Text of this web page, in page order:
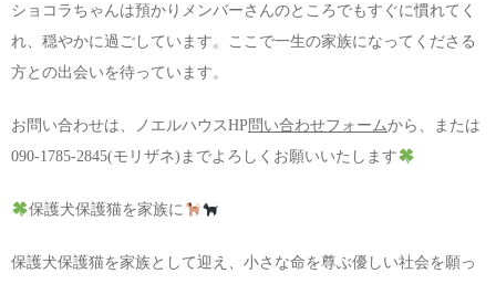
ショコラちゃんは預かりメンバーさんのところでもすぐに慣れてく
れ、穏やかに過ごしています。ここで一生の家族になってくださる
方との出会いを待っています。
お問い合わせは、ノエルハウスHP 問い合わせフォームから、または
090-1785-2845(モリザネ)までよろしくお願いいたします
保護犬保護猫を家族に
保護犬保護猫を家族として迎え、小さな命を尊ぶ優しい社会を願っ